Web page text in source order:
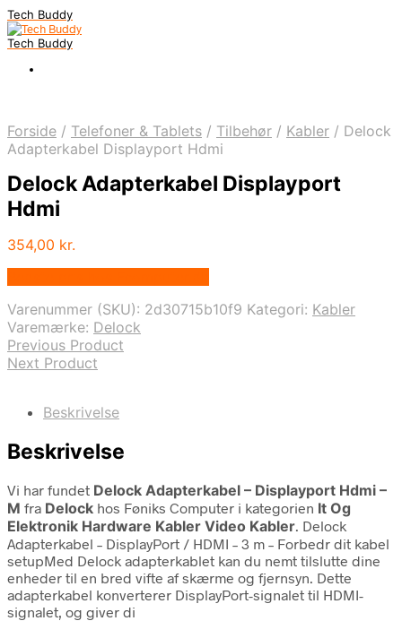
Tech Buddy
Tech Buddy
Forside / Telefoner & Tablets / Tilbehør / Kabler / Delock
Adapterkabel Displayport Hdmi
Delock Adapterkabel Displayport
Hdmi
354,00 kr.
Varenummer (SKU): 2d30715b10f9 Kategori: Kabler
Varemærke: Delock
Previous Product
Next Product
Beskrivelse
Beskrivelse
Vi har fundet Delock Adapterkabel – Displayport Hdmi –
M fra Delock hos Føniks Computer i kategorien It Og
Elektronik Hardware Kabler Video Kabler. Delock
Adapterkabel – DisplayPort / HDMI – 3 m – Forbedr dit kabel
setupMed Delock adapterkablet kan du nemt tilslutte dine
enheder til en bred vifte af skærme og fjernsyn. Dette
adapterkabel konverterer DisplayPort-signalet til HDMI-
signalet, og giver di